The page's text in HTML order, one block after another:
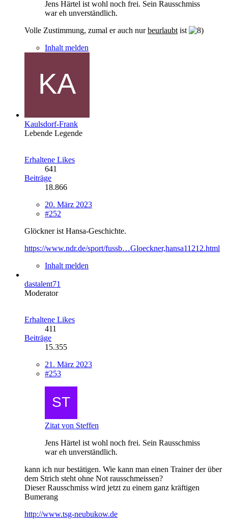
Jens Härtel ist wohl noch frei. Sein Rausschmiss
war eh unverständlich.
Volle Zustimmung, zumal er auch nurbeurlaubt ist
Inhalt melden
Kaulsdorf-Frank
Lebende Legende
Erhaltene Likes
641
Beiträge
18.866
20. März 2023
#252
Glöckner ist Hansa-Geschichte.
https://www.ndr.de/sport/fussb…Gloeckner,hansa11212.html
Inhalt melden
dastalent71
Moderator
Erhaltene Likes
411
Beiträge
15.355
21. März 2023
#253
Zitat von Steffen
Jens Härtel ist wohl noch frei. Sein Rausschmiss
war eh unverständlich.
kann ich nur bestätigen. Wie kann man einen Trainer der über
dem Strich steht ohne Not rausschmeissen?
Dieser Rausschmiss wird jetzt zu einem ganz kräftigen
Bumerang
http://www.tsg-neubukow.de